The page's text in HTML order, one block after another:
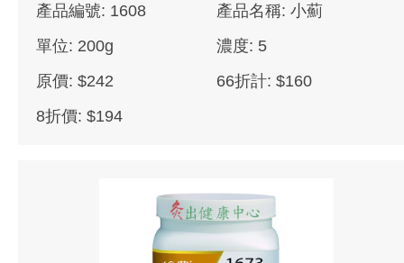
產品編號: 1608
產品名稱: 小薊
單位: 200g
濃度: 5
原價: $242
66折計: $160
8折價: $194